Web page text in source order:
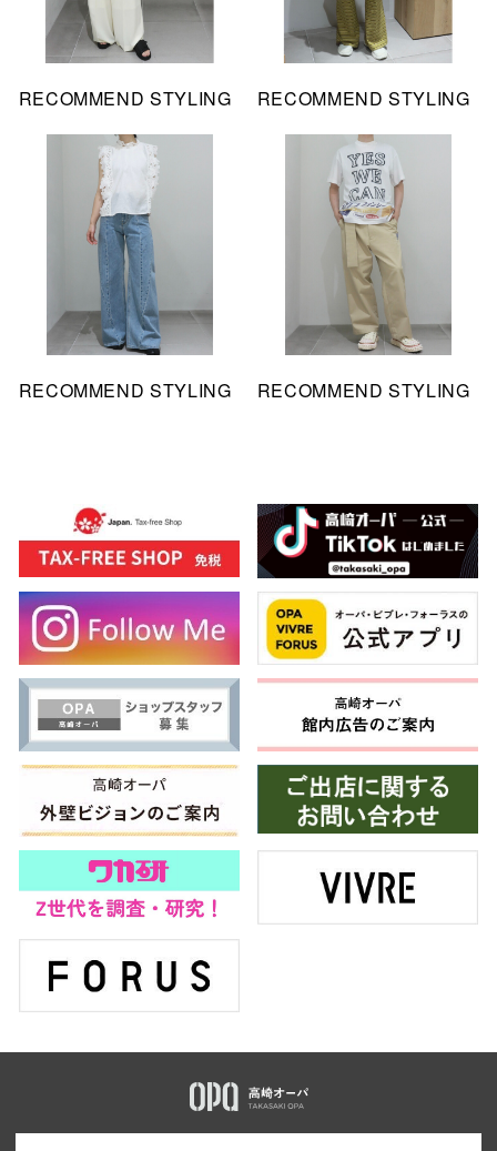
RECOMMEND STYLING RECOMMEND STYLING
RECOMMEND STYLING RECOMMEND STYLING